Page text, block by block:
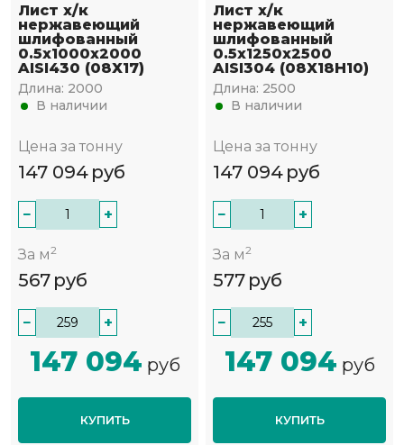
Лист х/к
нержавеющий
шлифованный
0.5х1000х2000
AISI430 (08Х17)
Длина: 2000
В наличии
Цена за тонну
147 094 руб
− +
За м2
567 руб
− +
147 094 руб
КУПИТЬ
Лист х/к
нержавеющий
шлифованный
0.5х1250х2500
AISI304 (08Х18Н10)
Длина: 2500
В наличии
Цена за тонну
147 094 руб
− +
За м2
577 руб
− +
147 094 руб
КУПИТЬ